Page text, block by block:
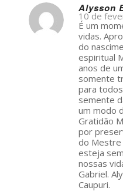
Alysson
s
ays:
10 de
É um
vidas.
do
espiritual
anos de
somente
para
semente
um modo
Gratidão
por
do Mestre
esteja
nossas
Gabriel.
Caupuri.